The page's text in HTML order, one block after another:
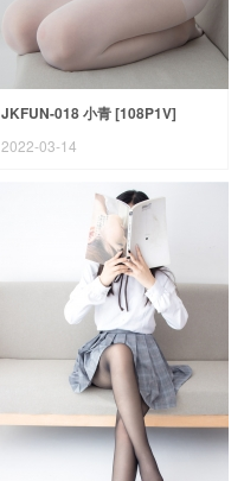
JKFUN-018 小青 [108P1V]
2022-03-14